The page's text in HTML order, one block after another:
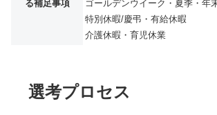
る補足事項
ゴールデンウイーク・夏季・年
特別休暇/慶弔・有給休暇
介護休暇・育児休業
選考プロセス